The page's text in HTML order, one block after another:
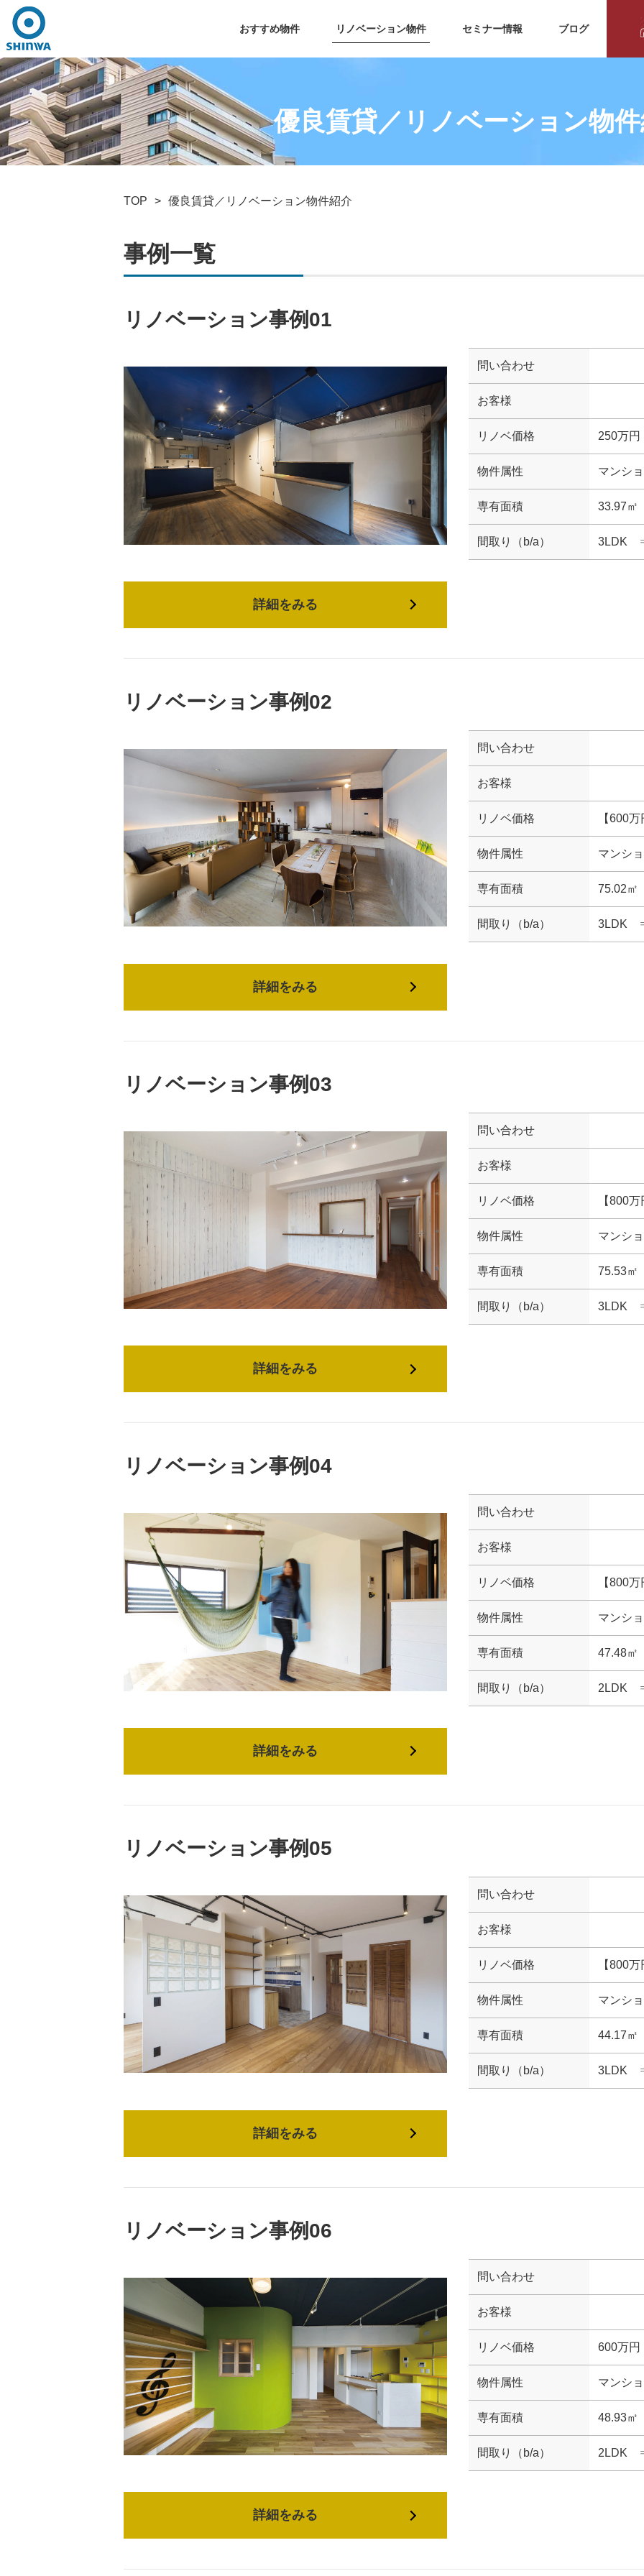
おすすめ物件 リノベーション物件 セミナー情報 ブログ
優良賃貸／リノベーション物
TOP 優良賃貸／リノベーション物件紹介
事例一覧
リノベーション事例01
詳細をみる
問い合わせ
お客様
リノベ価格 250万円
物件属性 マンシ
専有面積 33.97㎡
間取り（b/a） 3LDK
リノベーション事例02
詳細をみる
問い合わせ
お客様
リノベ価格 【600万
物件属性 マンシ
専有面積 75.02㎡
間取り（b/a） 3LDK
リノベーション事例03
詳細をみる
問い合わせ
お客様
リノベ価格 【800万
物件属性 マンシ
専有面積 75.53㎡
間取り（b/a） 3LDK
リノベーション事例04
詳細をみる
問い合わせ
お客様
リノベ価格 【800万
物件属性 マンシ
専有面積 47.48㎡
間取り（b/a） 2LDK
リノベーション事例05
詳細をみる
問い合わせ
お客様
リノベ価格 【800万
物件属性 マンシ
専有面積 44.17㎡
間取り（b/a） 3LDK
リノベーション事例06
詳細をみる
問い合わせ
お客様
リノベ価格 600万円
物件属性 マンシ
専有面積 48.93㎡
間取り（b/a） 2LDK